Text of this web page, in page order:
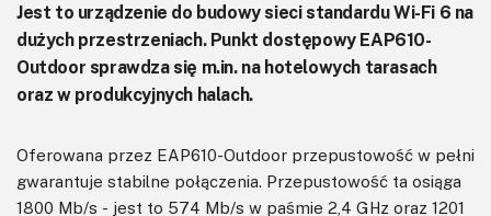
Jest to urządzenie do budowy sieci standardu Wi-Fi 6 na
dużych przestrzeniach. Punkt dostępowy EAP610-
Outdoor sprawdza się m.in. na hotelowych tarasach
oraz w produkcyjnych halach.
Oferowana przez EAP610-Outdoor przepustowość w pełni
gwarantuje stabilne połączenia. Przepustowość ta osiąga
1800 Mb/s - jest to 574 Mb/s w paśmie 2,4 GHz oraz 1201